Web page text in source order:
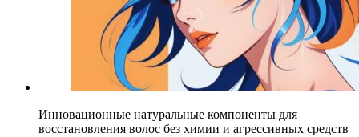
Инновационные натуральные компоненты для
восстановления волос без химии и агрессивных средств